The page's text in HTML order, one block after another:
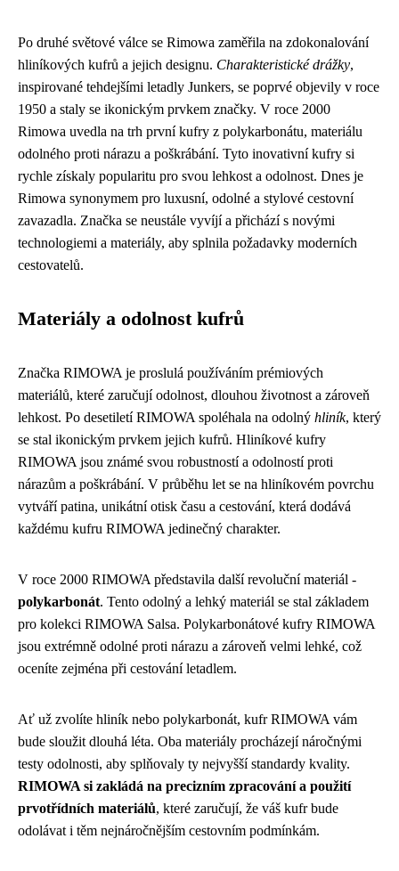
Po druhé světové válce se Rimowa zaměřila na zdokonalování
hliníkových kufrů a jejich designu. Charakteristické drážky,
inspirované tehdejšími letadly Junkers, se poprvé objevily v roce
1950 a staly se ikonickým prvkem značky. V roce 2000
Rimowa uvedla na trh první kufry z polykarbonátu, materiálu
odolného proti nárazu a poškrábání. Tyto inovativní kufry si
rychle získaly popularitu pro svou lehkost a odolnost. Dnes je
Rimowa synonymem pro luxusní, odolné a stylové cestovní
zavazadla. Značka se neustále vyvíjí a přichází s novými
technologiemi a materiály, aby splnila požadavky moderních
cestovatelů.
Materiály a odolnost kufrů
Značka RIMOWA je proslulá používáním prémiových
materiálů, které zaručují odolnost, dlouhou životnost a zároveň
lehkost. Po desetiletí RIMOWA spoléhala na odolný hliník, který
se stal ikonickým prvkem jejich kufrů. Hliníkové kufry
RIMOWA jsou známé svou robustností a odolností proti
nárazům a poškrábání. V průběhu let se na hliníkovém povrchu
vytváří patina, unikátní otisk času a cestování, která dodává
každému kufru RIMOWA jedinečný charakter.
V roce 2000 RIMOWA představila další revoluční materiál -
polykarbonát. Tento odolný a lehký materiál se stal základem
pro kolekci RIMOWA Salsa. Polykarbonátové kufry RIMOWA
jsou extrémně odolné proti nárazu a zároveň velmi lehké, což
oceníte zejména při cestování letadlem.
Ať už zvolíte hliník nebo polykarbonát, kufr RIMOWA vám
bude sloužit dlouhá léta. Oba materiály procházejí náročnými
testy odolnosti, aby splňovaly ty nejvyšší standardy kvality.
RIMOWA si zakládá na precizním zpracování a použití
prvotřídních materiálů, které zaručují, že váš kufr bude
odolávat i těm nejnáročnějším cestovním podmínkám.